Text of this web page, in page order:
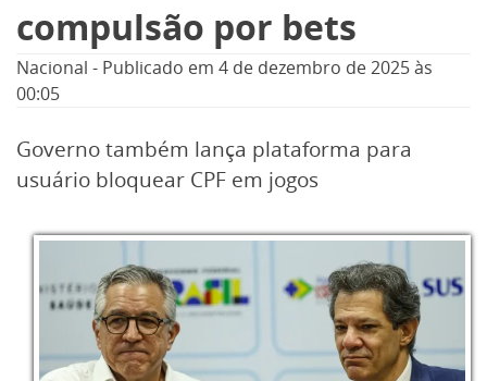
Opinião
compulsão por bets
Nacional - Publicado em 4 de dezembro de 2025às
00:05
Governo também lança plataforma para
usuário bloquear CPF em jogos